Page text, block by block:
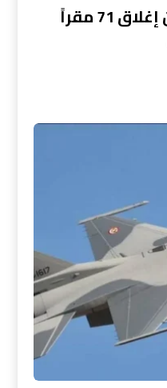
الداخلية العراقية تعلن إغلاق 71 مقراً